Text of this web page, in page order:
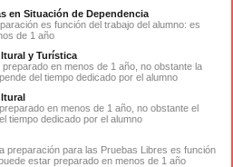
en Situación de Dependencia
es función del trabajo del alumno: es
de 1 año
y Turística
en menos de 1 año, no obstante la
del tiempo dedicado por el alumno
en menos de 1 año, no obstante el
tiempo dedicado por el alumno
preparación para las Pruebas Libres es función
estar preparado en menos de 1 año